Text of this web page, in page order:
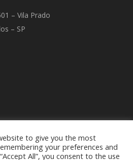
– Vila Prado
– SP
to give you the most
your preferences and
All”, you consent to the use